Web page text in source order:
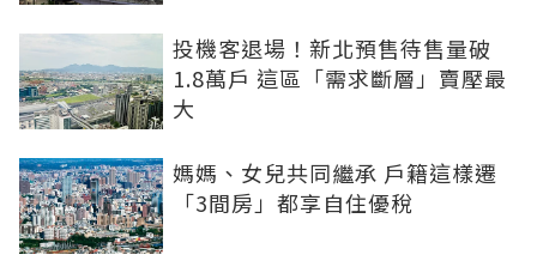
投機客退場！新北預售待售量破
1.8萬戶 這區「需求斷層」賣壓最
大
媽媽、女兒共同繼承 戶籍這樣遷
「3間房」都享自住優稅